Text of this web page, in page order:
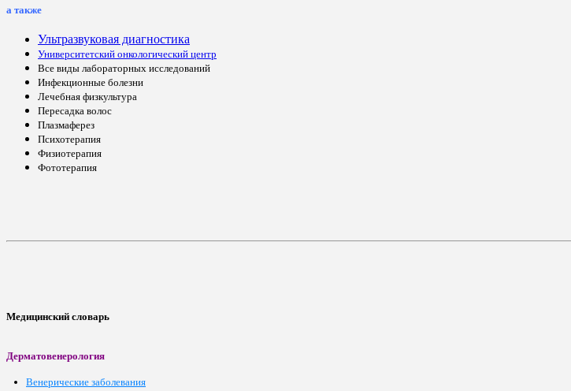
а также
Ультразвуковая диагностика
Университетский онкологический центр
Все виды лабораторных исследований
Инфекционные болезни
Лечебная физкультура
Пересадка волос
Плазмаферез
Психотерапия
Физиотерапия
Фототерапия
Медицинский словарь
Дерматовенерология
Венерические заболевания